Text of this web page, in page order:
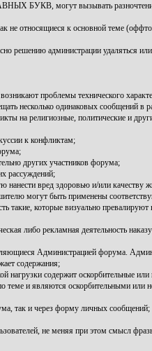
БУКВ, могут вызывать
не относящиеся к основной теме
решению администрации удаляться или
проблемы технического
несколько одинаковых сообщений в
на религиозные, политические и
к конфликтам;
других участников форума;
рассуждений;
вред здоровью и/или качеству
могут быть применены
такие, которые визуально
либо рекламная деятельность
Администрацией форума.
содержания;
содержит оскорбительные или
и являются оскорбительными
так и через форму личных сообщений;
не меняя при этом смысл